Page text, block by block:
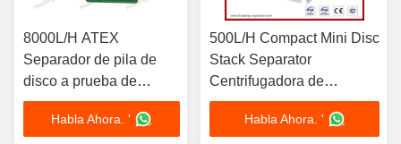
8000L/H ATEX
Separador de pila de
disco a prueba de
explosión
Centrifugadora SS316L
Habla Ahora. '
500L/H Compact Mini Disc
Stack Separator
Centrifugadora de
laboratorio Prueba piloto a
escala con motor de una
Habla Ahora. '